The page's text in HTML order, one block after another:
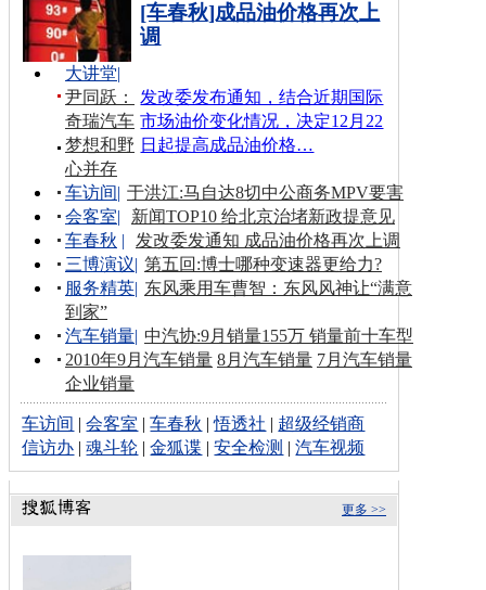
[车春秋]成品油价格再次上
调
发改委发布通知，结合近期国际
市场油价变化情况，决定12月22
日起提高成品油价格…
大讲堂|
尹同跃：
奇瑞汽车
梦想和野
心并存
车访间| 于洪江:马自达8切中公商务MPV要害
会客室|
新闻TOP10 给北京治堵新政提意见
车春秋 |
发改委发通知 成品油价格再次上调
三博演议| 第五回:博士哪种变速器更给力?
服务精英| 东风乘用车曹智：东风风神让“满意
到家”
汽车销量| 中汽协:9月销量155万 销量前十车型
2010年9月汽车销量 8月汽车销量 7月汽车销量
企业销量
车访间 |会客室 |车春秋 |悟透社 | 超级经销商
信访办 |魂斗轮 |金狐谍 |安全检测 |汽车视频
更多 >>